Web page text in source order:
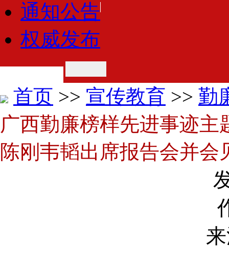
通知公告
权威发布
首页 >> 宣传教育 >> 勤
广西勤廉榜样先进事迹主
陈刚韦韬出席报告会并